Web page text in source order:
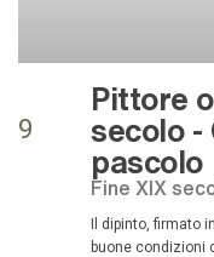
9
Pittore
secolo -
pascolo
Fine XIX
Il dipinto, firmato in basso a destra J. de Herder, è in
buone condizioni